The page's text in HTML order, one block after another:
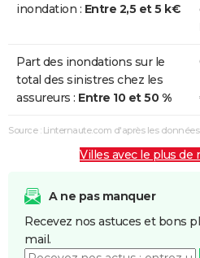
inondation : Entre 2,5 et 5 k€
Part des inondations sur le
total des sinistres chez les
assureurs : Entre 10 et 50 %
Source : Linternaute.com d'après les
Villes avec le plus de
A ne pas manquer
Recevez nos astuces et bons
mail.